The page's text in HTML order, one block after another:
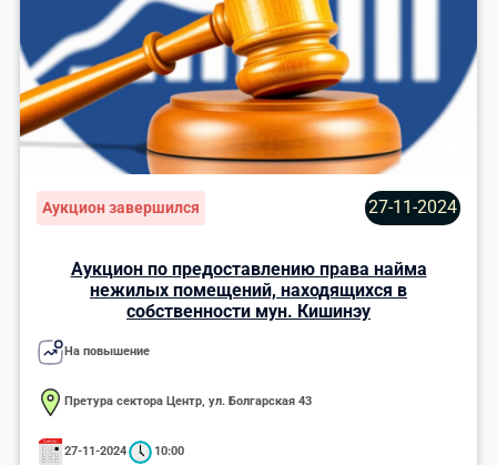
Аукцион завершился 27-11-2024
Аукцион по предоставлению права найма
нежилых помещений, находящихся в
собственности мун. Кишинэу
На повышение
Претура сектора Центр, ул. Болгарская 43
27-11-2024 10:00